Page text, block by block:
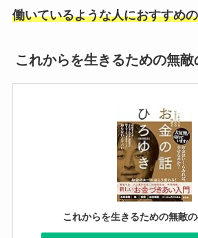
働いているような人におすすめ
これからを生きるための無
これからを生きるための無敵